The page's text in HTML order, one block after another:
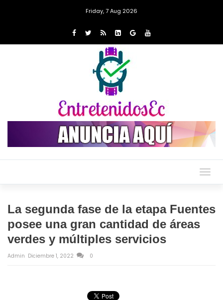
Friday, 7 Aug 2026
La segunda fase de la etapa Fuentes
posee una gran cantidad de áreas
verdes y múltiples servicios
Admin Diciembre 1, 2022 0